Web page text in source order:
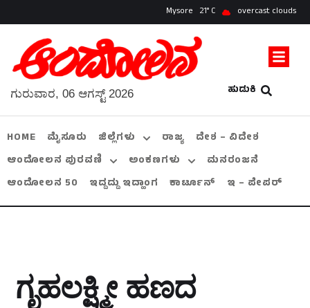
Mysore 21 overcast clouds
ಹುಡುಕಿ
ಗುರುವಾರ, 06 ಆಗಸ್ಟ್ 2026
HOME ಮೈಸೂರು ಜಿಲ್ಲೆಗಳು ರಾಜ್ಯ
ದೇಶ – ವಿದೇಶ
ಆಂದೋಲನ ಪುರವಣಿ
ಅಂಕಣಗಳು
ಮನರಂಜನೆ
ಆಂದೋಲನ 50
ಇದ್ದದ್ದು ಇದ್ಹಾಂಗ ಕಾರ್ಟೂನ್ ಇ – ಪೇಪರ್
ಗೃಹಲಕ್ಷ್ಮೀ ಹಣದ